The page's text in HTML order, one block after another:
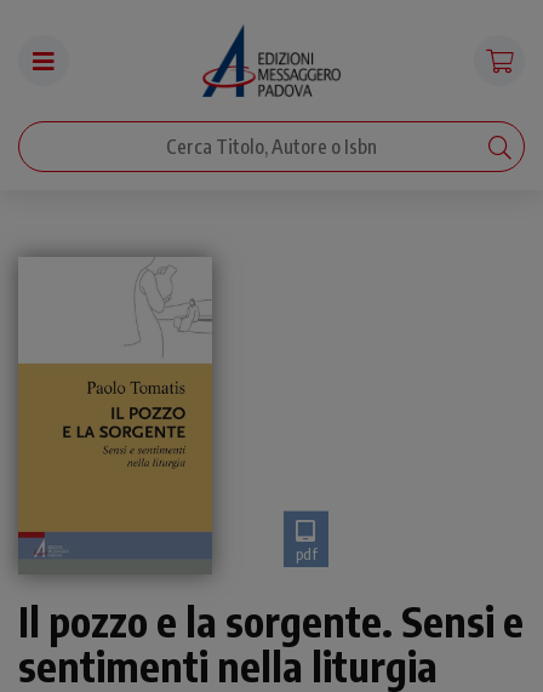
pdf
Il pozzo e la sorgente. Sensi e
sentimenti nella liturgia